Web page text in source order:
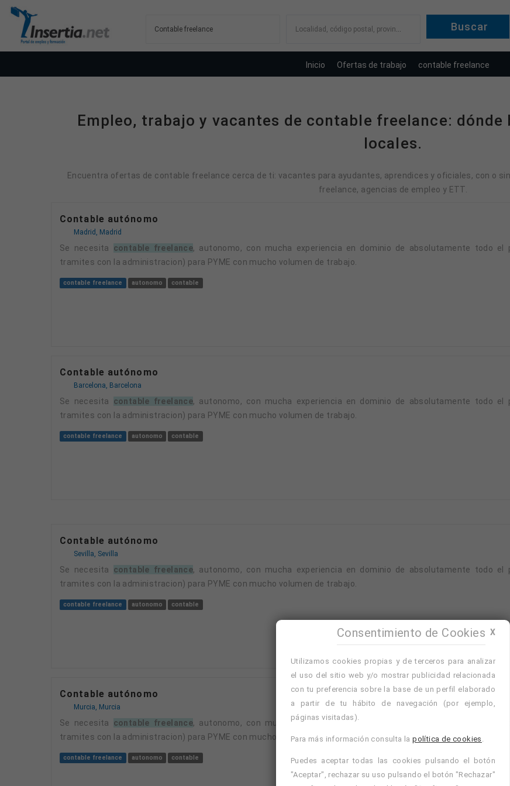
Localidad, código postal, provincia
Inicio Ofertas de trabajo contable freelance
Empleo, trabajo y vacantes de contable freelance:
locales.
Encuentra ofertas de contable freelance cerca de ti: vacantes para ayudantes, aprendices y oficiales, con o
freelance, agencias de empleo y ETT.
Contable autónomo
Madrid, Madrid
Se necesita contable freelance, autonomo, con mucha experiencia en dominio de absolutamente todo el
tramites con la administracion) para PYME con mucho volumen de trabajo.
contable freelance autonomo contable
Contable autónomo
Barcelona, Barcelona
Se necesita contable freelance, autonomo, con mucha experiencia en dominio de absolutamente todo el
tramites con la administracion) para PYME con mucho volumen de trabajo.
contable freelance autonomo contable
Contable autónomo
Sevilla, Sevilla
Se necesita contable freelance, autonomo, con mucha experiencia en dominio de absolutamente todo el
tramites con la administracion) para PYME con mucho volumen de trabajo.
contable freelance autonomo contable
Contable autónomo
Murcia, Murcia
Se necesita contable freelance, autonomo, con mucha experiencia en dominio de absolutamente todo el
tramites con la administracion) para PYME con mucho volumen de trabajo.
contable freelance autonomo contable
X
Consentimiento de Cookies
Utilizamos cookies propias y de terceros para analizar
el uso del sitio web y/o mostrar publicidad relacionada
con tu preferencia sobre la base de un perfil elaborado
a partir de tu hábito de navegación (por ejemplo,
páginas visitadas).
Para más información consulta lapolítica de cookies
Puedes aceptar todas las cookies pulsando el botón
"Aceptar", rechazar su uso pulsando el botón "Rechazar"